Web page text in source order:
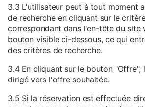
3.3 L'utilisateur peut à tout moment
de recherche en cliquant sur le
correspondant dans l'en-tête du site
bouton visible ci-dessous, ce qui
des critères de recherche.
3.4 En cliquant sur le bouton "Offre",
dirigé vers l'offre souhaitée.
3.5 Si la réservation est effectuée